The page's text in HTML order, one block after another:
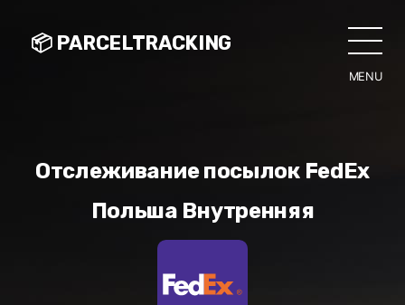
MENU
📦 PARCELTRACKING
Отслеживание посылок FedEx
Польша Внутренняя